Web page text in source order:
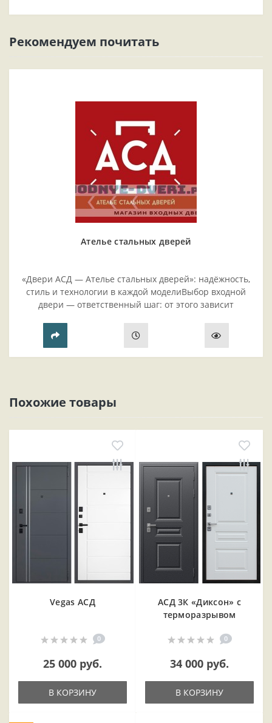
Рекомендуем почитать
Ателье стальных дверей
«Двери АСД — Ателье стальных дверей»: надёжность,
стиль и технологии в каждой моделиВыбор входной
двери — ответственный шаг: от этого зависит
прихожей..
Похожие товары
Vegas АСД
0
25 000 руб.
В КОРЗИНУ
АСД 3К «Диксон» с
терморазрывом
0
34 000 руб.
В КОРЗИНУ